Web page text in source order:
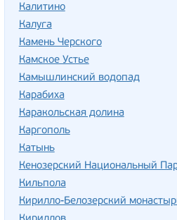
Калитино
Калуга
Камень Черского
Камское Устье
Камышлинский водопад
Карабиха
Каракольская долина
Каргополь
Катынь
Кенозерский Национальный
Кильпола
Кирилло-Белозерский